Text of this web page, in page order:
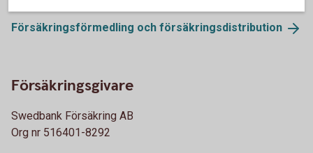
Försäkringsförmedling och försäkringsdistribution
Försäkringsgivare
Swedbank Försäkring AB
Org nr 516401-8292